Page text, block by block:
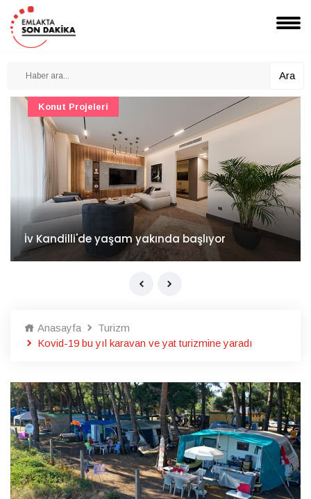
Ara
İv Kandilli'de yaşam yakında başlıyor
Konut Projeleri
Anasayfa
Turizm
Kovid-19 bu yıl karavan ve yat turizmine yaradı